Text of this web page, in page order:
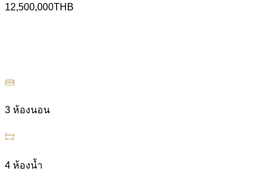
12,500,000THB
3 ห้องนอน
4 ห้องน้ำ